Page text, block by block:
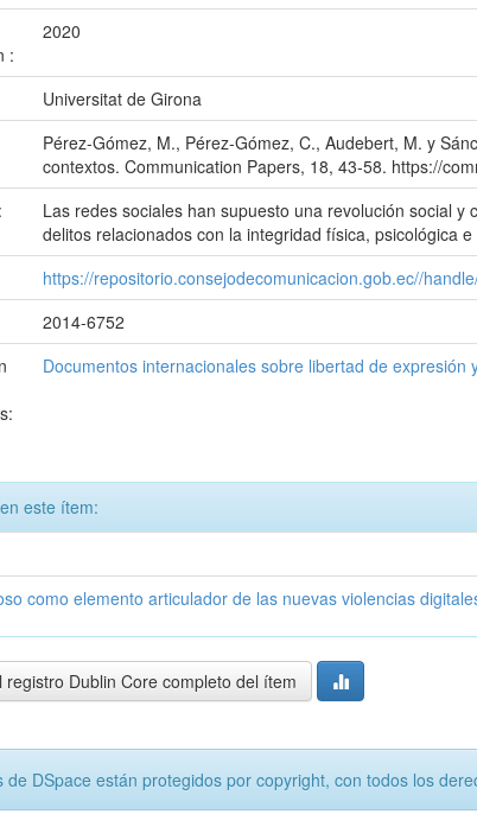
:
2020
Universitat de Girona
Pérez-Gómez, M., Pérez-Gómez, C., Audebert, M. y
contextos. Communication Papers, 18, 43-58. https://
Las redes sociales han supuesto una revolución social
delitos relacionados con la integridad física, psicológica
https://repositorio.consejodecomunicacion.gob.ec//
2014-6752
Documentos internacionales sobre libertad de expresión
este ítem:
como elemento articulador de las nuevas violencias
registro Dublin Core completo del ítem
de DSpace están protegidos por copyright, con todos los